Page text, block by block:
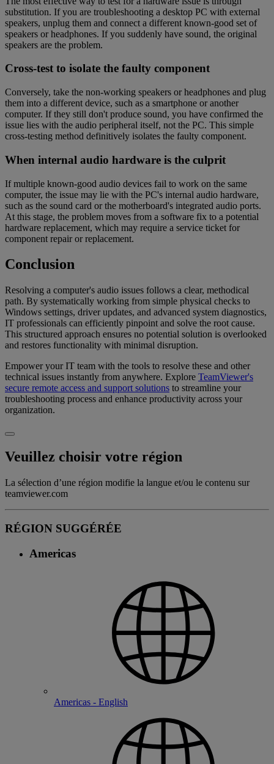
substitution. If you are troubleshooting a desktop PC with external
speakers, unplug them and connect a different known-good set of
speakers or headphones. If you suddenly have sound, the original
speakers are the problem.
Cross-test to isolate the faulty component
Conversely, take the non-working speakers or headphones and plug
them into a different device, such as a smartphone or another
computer. If they still don't produce sound, you have confirmed the
issue lies with the audio peripheral itself, not the PC. This simple
cross-testing method definitively isolates the faulty component.
When internal audio hardware is the culprit
If multiple known-good audio devices fail to work on the same
computer, the issue may lie with the PC's internal audio hardware,
such as the sound card or the motherboard's integrated audio ports.
At this stage, the problem moves from a software fix to a potential
hardware replacement, which may require a service ticket for
component repair or replacement.
Conclusion
Resolving a computer's audio issues follows a clear, methodical
path. By systematically working from simple physical checks to
Windows settings, driver updates, and advanced system diagnostics,
IT professionals can efficiently pinpoint and solve the root cause.
This structured approach ensures no potential solution is overlooked
and restores functionality with minimal disruption.
Empower your IT team with the tools to resolve these and other
technical issues instantly from anywhere. Explore TeamViewer's
secure remote access and support solutions to streamline your
troubleshooting process and enhance productivity across your
organization.
Veuillez choisir votre région
La sélection d’une région modifie la langue et/ou le contenu sur
teamviewer.com
RÉGION SUGGÉRÉE
Americas
Americas - English